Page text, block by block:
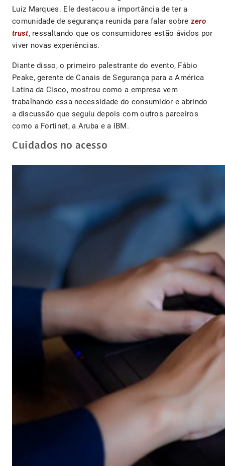
Luiz Marques. Ele destacou a importância de ter a
comunidade de segurança reunida para falar sobre zero
trust, ressaltando que os consumidores estão ávidos por
viver novas experiências.
Diante disso, o primeiro palestrante do evento, Fábio
Peake, gerente de Canais de Segurança para a América
Latina da Cisco, mostrou como a empresa vem
trabalhando essa necessidade do consumidor e abrindo
a discussão que seguiu depois com outros parceiros
como a Fortinet, a Aruba e a IBM.
Cuidados no acesso